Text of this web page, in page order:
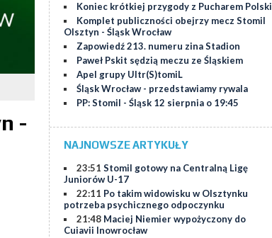
-
Koniec krótkiej przygody z Pucharem Polski
Komplet publiczności obejrzy mecz Stomil
Olsztyn - Śląsk Wrocław
Zapowiedź 213. numeru zina Stadion
Paweł Pskit sędzią meczu ze Śląskiem
Apel grupy Ultr(S)tomiL
Śląsk Wrocław - przedstawiamy rywala
PP: Stomil - Śląsk 12 sierpnia o 19:45
NAJNOWSZE ARTYKUŁY
23:51 Stomil gotowy na Centralną Ligę
Juniorów U-17
22:11 Po takim widowisku w Olsztynku
potrzeba psychicznego odpoczynku
21:48 Maciej Niemier wypożyczony do
Cuiavii Inowrocław